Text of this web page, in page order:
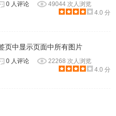
0 人评论
49044 次人浏览
4.0 分
页中显示页面中所有图片
0 人评论
22268 次人浏览
4.0 分